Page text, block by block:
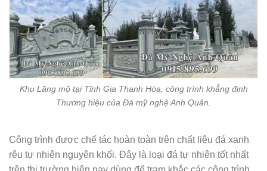
Khu Lăng mộ tại Tĩnh Gia Thanh Hóa, công trình khẳng định
Thương hiệu của Đá mỹ nghệ Anh Quân.
Công trình được chế tác hoàn toàn trên chất liệu đá xanh
rêu tự nhiên nguyên khối. Đây là loại đá tự nhiên tốt nhất